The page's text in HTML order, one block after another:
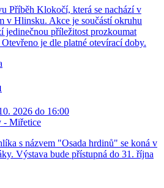
Příběh Klokočí, která se nachází v
v Hlinsku. Akce je součástí okruhu
jedinečnou příležitost prozkoumat
je dle platné otevírací doby.
2026 do 16:00
- Miřetice
s názvem "Osada hrdinů" se koná v
Výstava bude přístupná do 31. října